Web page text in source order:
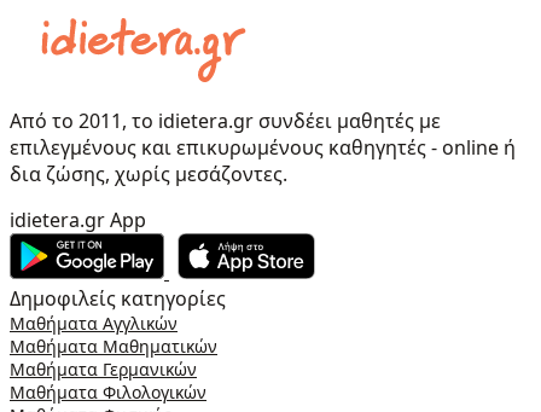
Από το 2011, το idietera.gr συνδέει μαθητές με
επιλεγμένους και επικυρωμένους καθηγητές - online ή
δια ζώσης, χωρίς μεσάζοντες.
idietera.gr App
Δημοφιλείς κατηγορίες
Μαθήματα Αγγλικών
Μαθήματα Μαθηματικών
Μαθήματα Γερμανικών
Μαθήματα Φιλολογικών